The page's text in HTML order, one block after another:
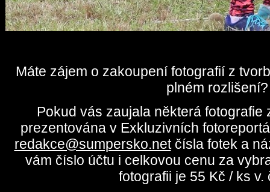
Máte zájem o zakoupení fotografií z
plném rozlišení?
Pokud vás zaujala některá fotografie
prezentována v Exkluzivních
redakce@sumpersko.netčísla fotek a
vám číslo účtu i celkovou cenu za
fotografii je 55 Kč / ks v.